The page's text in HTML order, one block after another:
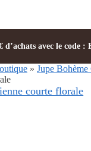
d’achats avec le code :
» Jupe Bohème